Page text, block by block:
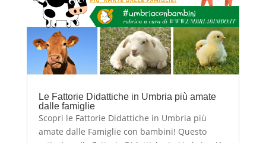
Le Fattorie Didattiche in Umbria più amate
dalle famiglie
Scopri le Fattorie Didattiche in Umbria più
amate dalle Famiglie con bambini! Questo